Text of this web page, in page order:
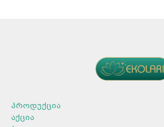
პროდუქცია
აქცია